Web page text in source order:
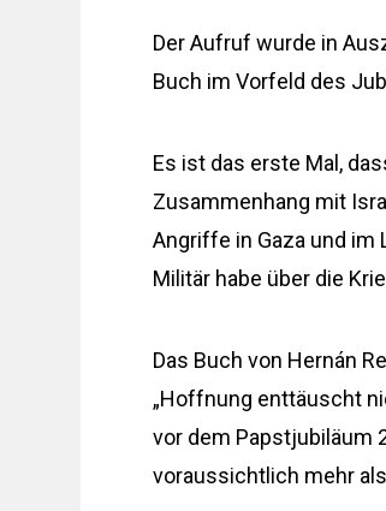
Der Aufruf wurde in
Buch im Vorfeld des
Es ist das erste Mal,
Zusammenhang mit
Angriffe in Gaza und im
Militär habe über die
Das Buch von Hernán
„Hoffnung enttäuscht
vor dem Papstjubiläum
voraussichtlich mehr